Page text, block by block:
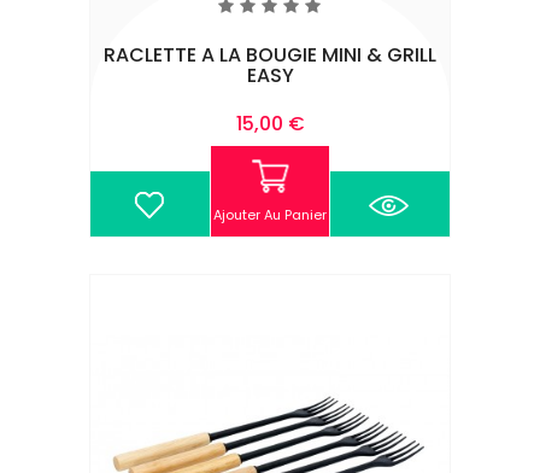
RACLETTE A LA BOUGIE MINI & GRILL
EASY
Prix
15,00 €
Ajouter Au Panier